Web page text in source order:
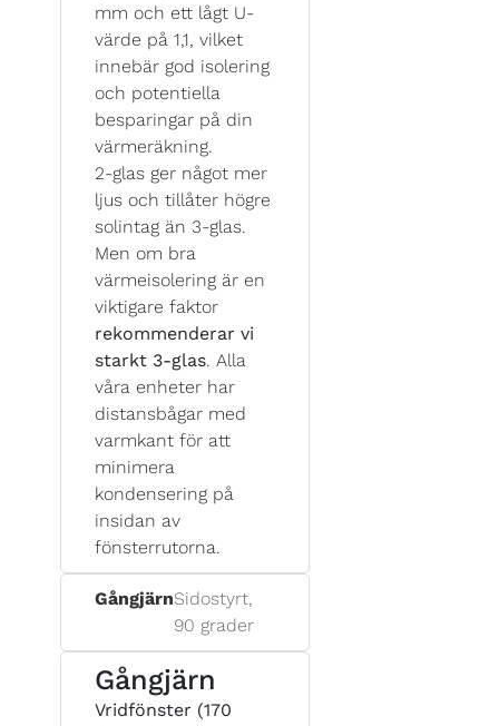
mm och ett lågt U-
värde på 1,1, vilket
innebär god isolering
och potentiella
besparingar på din
värmeräkning.
2-glas ger något mer
ljus och tillåter högre
solintag än 3-glas.
Men om bra
värmeisolering är en
viktigare faktor
rekommenderar vi
starkt 3-glas. Alla
våra enheter har
distansbågar med
varmkant för att
minimera
kondensering på
insidan av
fönsterrutorna.
GångjärnSidostyrt,
90 grader
Gångjärn
Vridfönster (170